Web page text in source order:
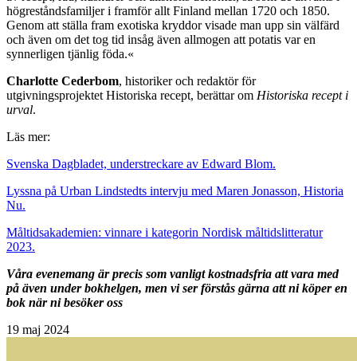
högreståndsfamiljer i framför allt Finland mellan 1720 och 1850.
Genom att ställa fram exotiska kryddor visade man upp sin välfärd
och även om det tog tid insåg även allmogen att potatis var en
synnerligen tjänlig föda.«
Charlotte Cederbom, historiker och redaktör för
utgivningsprojektet Historiska recept, berättar om Historiska recept i
urval.
Läs mer:
Svenska Dagbladet, understreckare av Edward Blom.
Lyssna på Urban Lindstedts intervju med Maren Jonasson, Historia
Nu.
Måltidsakademien: vinnare i kategorin Nordisk måltidslitteratur
2023.
Våra evenemang är precis som vanligt kostnadsfria att vara med
på även under bokhelgen, men vi ser förstås gärna att ni köper en
bok när ni besöker oss
19 maj 2024